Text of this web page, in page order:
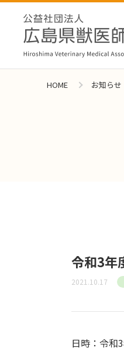
HOME お知らせ
令和3年
2021.10.17
日時：令和